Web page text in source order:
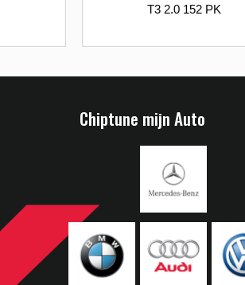
T3 2.0 152 PK
Chiptune mijn Auto